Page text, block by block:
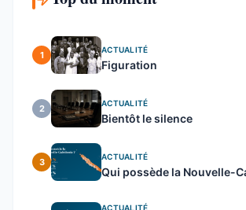
1
ACTUALITÉ
Figuration
2
ACTUALITÉ
Bientôt le silence
3
ACTUALITÉ
Qui possède la Nouvelle-
ACTUALITÉ